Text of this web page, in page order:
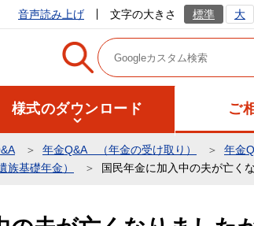
音声読み上げ 文字の大きさ 標準 大
様式のダウンロード ご
年金Q&A （年金の受け取り）
年金
基礎年金） 国民年金に加入中の夫が亡く